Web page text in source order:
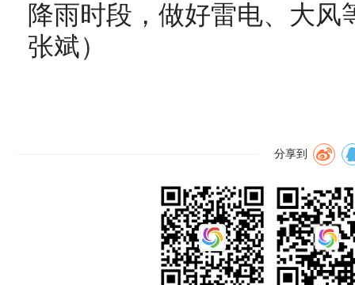
降雨时段，做好雷电、大风
张斌）
分享到